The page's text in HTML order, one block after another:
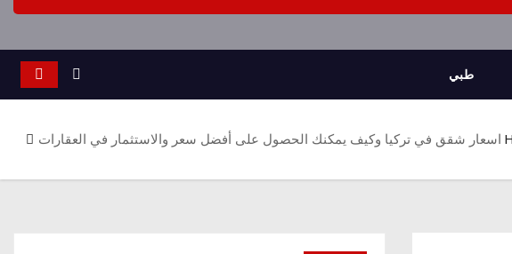
طبي
اسعار شقق في تركيا وكيف يمكنك الحصول على أفضل سعر والاستثمار في العقارات